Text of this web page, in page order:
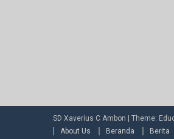
SD Xaverius C Ambon Theme:
About Us
Beranda Berita